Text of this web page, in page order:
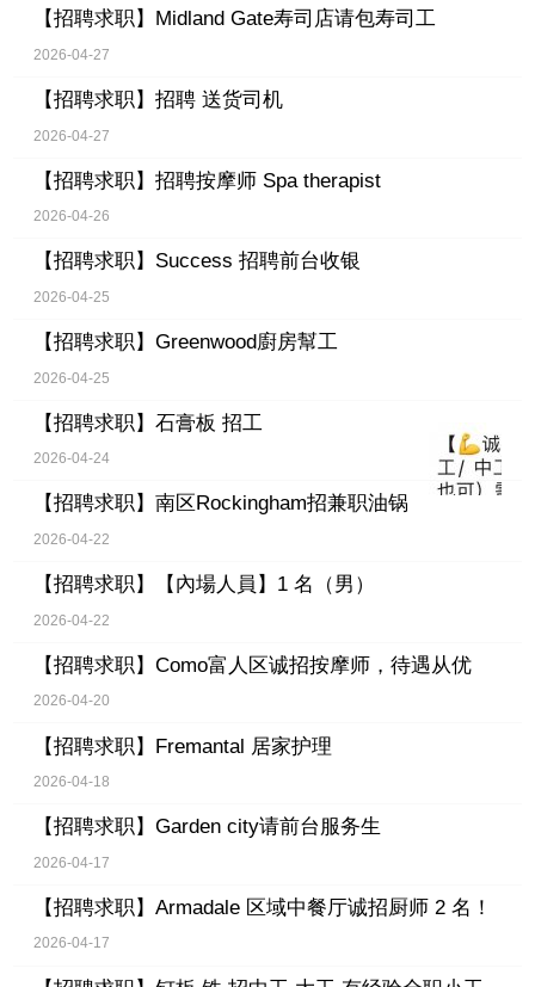
【招聘求职】 Midland Gate寿司店请包寿司工
2026-04-27
【招聘求职】 招聘 送货司机
2026-04-27
【招聘求职】 招聘按摩师 Spa therapist
2026-04-26
【招聘求职】 Success 招聘前台收银
2026-04-25
【招聘求职】 Greenwood廚房幫工
2026-04-25
【招聘求职】 石膏板 招工
2026-04-24
【招聘求职】 南区Rockingham招兼职油锅
2026-04-22
【招聘求职】 【內場人員】1 名（男）
2026-04-22
【招聘求职】 Como富人区诚招按摩师，待遇从优
2026-04-20
【招聘求职】 Fremantal 居家护理
2026-04-18
【招聘求职】 Garden city请前台服务生
2026-04-17
【招聘求职】 Armadale 区域中餐厅诚招厨师 2 名！
2026-04-17